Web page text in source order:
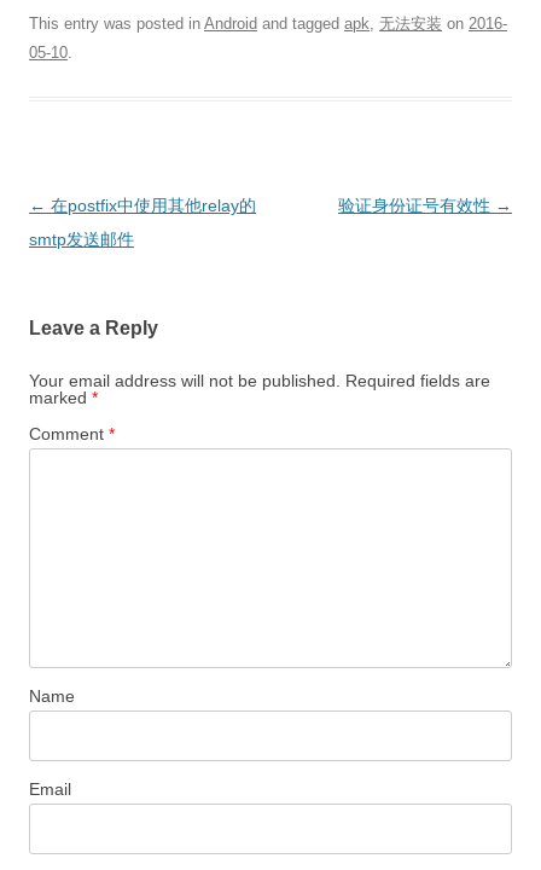
This entry was posted in Android and tagged apk, 无法安装 on 2016-
05-10.
Post
navigation
← 在postfix中使用其他relay的
smtp发送邮件
验证身份证号有效性 →
Leave a Reply
Your email address will not be published.
Required fields are
marked *
Comment *
Name
Email